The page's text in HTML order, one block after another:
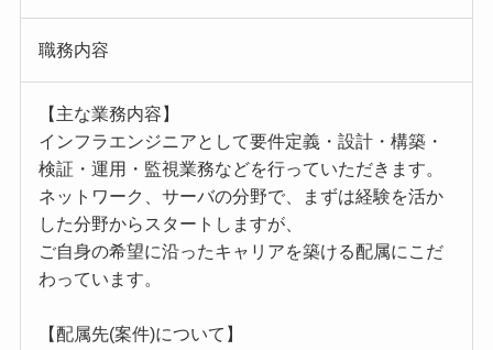
職務内容
【主な業務内容】
インフラエンジニアとして要件定義・設計・構築・
検証・運用・監視業務などを行っていただきます。
ネットワーク、サーバの分野で、まずは経験を活か
した分野からスタートしますが、
ご自身の希望に沿ったキャリアを築ける配属にこだ
わっています。
【配属先(案件)について】